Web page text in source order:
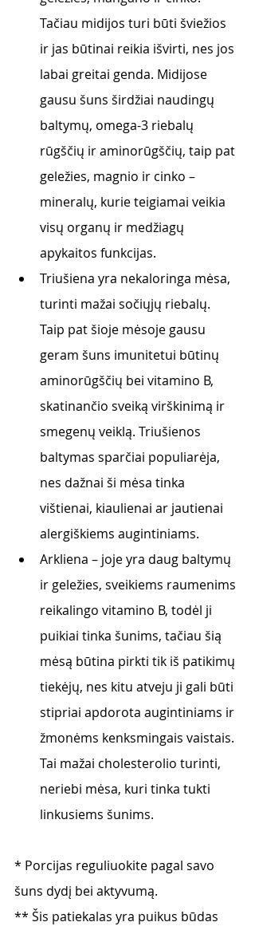
Tačiau midijos turi būti šviežios
ir jas būtinai reikia išvirti, nes jos
labai greitai genda. Midijose
gausu šuns širdžiai naudingų
baltymų, omega-3 riebalų
rūgščių ir aminorūgščių, taip pat
geležies, magnio ir cinko –
mineralų, kurie teigiamai veikia
visų organų ir medžiagų
apykaitos funkcijas.
Triušiena yra nekaloringa mėsa,
turinti mažai sočiųjų riebalų.
Taip pat šioje mėsoje gausu
geram šuns imunitetui būtinų
aminorūgščių bei vitamino B,
skatinančio sveiką virškinimą ir
smegenų veiklą. Triušienos
baltymas sparčiai populiarėja,
nes dažnai ši mėsa tinka
vištienai, kiaulienai ar jautienai
alergiškiems augintiniams.
Arkliena – joje yra daug baltymų
ir geležies, sveikiems raumenims
reikalingo vitamino B, todėl ji
puikiai tinka šunims, tačiau šią
mėsą būtina pirkti tik iš patikimų
tiekėjų, nes kitu atveju ji gali būti
stipriai apdorota augintiniams ir
žmonėms kenksmingais vaistais.
Tai mažai cholesterolio turinti,
neriebi mėsa, kuri tinka tukti
linkusiems šunims.
* Porcijas reguliuokite pagal savo
šuns dydį bei aktyvumą.
** Šis patiekalas yra puikus būdas